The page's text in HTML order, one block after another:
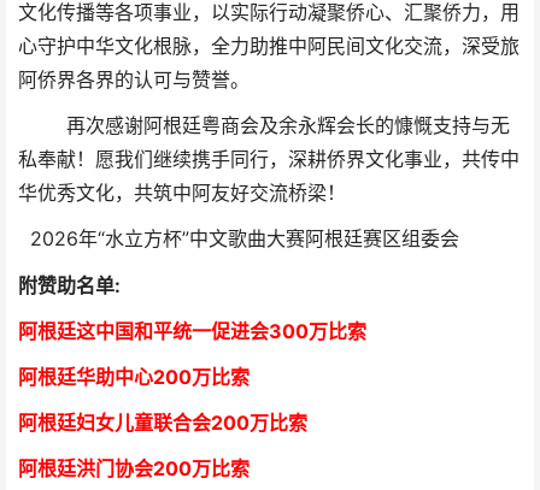
文化传播等各项事业，以实际行动凝聚侨心、汇聚侨力，用
心守护中华文化根脉，全力助推中阿民间文化交流，深受旅
阿侨界各界的认可与赞誉。
再次感谢阿根廷粤商会及余永辉会长的慷慨支持与无
私奉献！愿我们继续携手同行，深耕侨界文化事业，共传中
华优秀文化，共筑中阿友好交流桥梁！
2026年“水立方杯”中文歌曲大赛阿根廷赛区组委会
附赞助名单:
阿根廷这中国和平统一促进会300万比索
阿根廷华助中心200万比索
阿根廷妇女儿童联合会200万比索
阿根廷洪门协会200万比索